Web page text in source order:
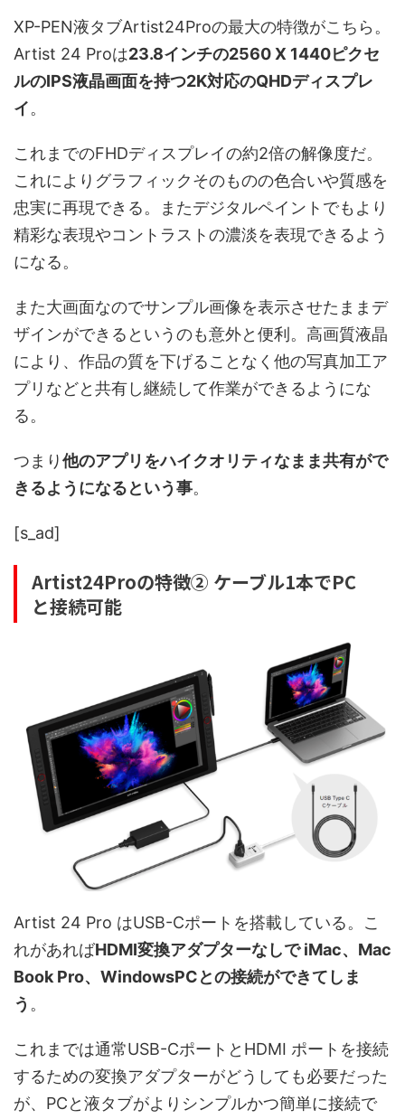
XP-PEN液タブArtist24Proの最大の特徴がこちら。
Artist 24 Proは23.8インチの2560 X 1440ピクセ
ルのIPS液晶画面を持つ2K対応のQHDディスプレ
イ。
これまでのFHDディスプレイの約2倍の解像度だ。
これによりグラフィックそのものの色合いや質感を
忠実に再現できる。またデジタルペイントでもより
精彩な表現やコントラストの濃淡を表現できるよう
になる。
また大画面なのでサンプル画像を表示させたままデ
ザインができるというのも意外と便利。高画質液晶
により、作品の質を下げることなく他の写真加工ア
プリなどと共有し継続して作業ができるようにな
る。
つまり他のアプリをハイクオリティなまま共有がで
きるようになるという事。
[s_ad]
Artist24Proの特徴② ケーブル1本でPC
と接続可能
Artist 24 Pro はUSB-Cポートを搭載している。こ
れがあればHDMI変換アダプターなしで iMac、Mac
Book Pro、WindowsPCとの接続ができてしま
う 。
これまでは通常USB-CポートとHDMI ポートを接続
するための変換アダプターがどうしても必要だった
が、PCと液タブがよりシンプルかつ簡単に接続で